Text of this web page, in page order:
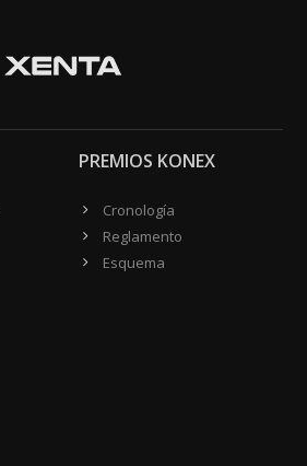
PREMIOS KONEX
Cronología
Reglamento
Esquema